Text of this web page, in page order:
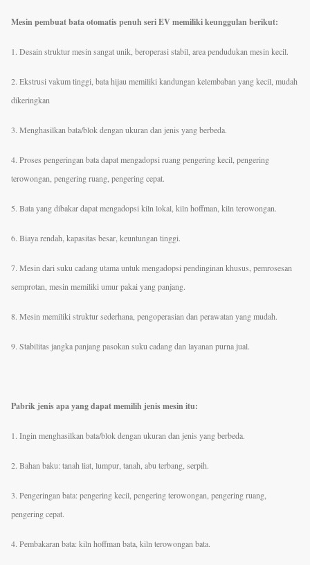
Mesin pembuat bata otomatis penuh seri EV memiliki keunggulan berikut:
1. Desain struktur mesin sangat unik, beroperasi stabil, area pendudukan mesin kecil.
2. Ekstrusi vakum tinggi, bata hijau memiliki kandungan kelembaban yang kecil, mudah
dikeringkan
3. Menghasilkan bata/blok dengan ukuran dan jenis yang berbeda.
4. Proses pengeringan bata dapat mengadopsi ruang pengering kecil, pengering
terowongan, pengering ruang, pengering cepat.
5. Bata yang dibakar dapat mengadopsi kiln lokal, kiln hoffman, kiln terowongan.
6. Biaya rendah, kapasitas besar, keuntungan tinggi.
7. Mesin dari suku cadang utama untuk mengadopsi pendinginan khusus, pemrosesan
semprotan, mesin memiliki umur pakai yang panjang.
8. Mesin memiliki struktur sederhana, pengoperasian dan perawatan yang mudah.
9. Stabilitas jangka panjang pasokan suku cadang dan layanan purna jual.
Pabrik jenis apa yang dapat memilih jenis mesin itu:
1. Ingin menghasilkan bata/blok dengan ukuran dan jenis yang berbeda.
2. Bahan baku: tanah liat, lumpur, tanah, abu terbang, serpih.
3. Pengeringan bata: pengering kecil, pengering terowongan, pengering ruang,
pengering cepat.
4. Pembakaran bata: kiln hoffman bata, kiln terowongan bata.